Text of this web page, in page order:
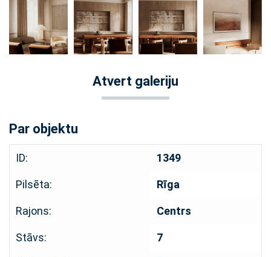
Atvert galeriju
Par objektu
ID: 1349
Pilsēta: Rīga
Rajons: Centrs
Stāvs: 7